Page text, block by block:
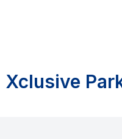
Xclusive